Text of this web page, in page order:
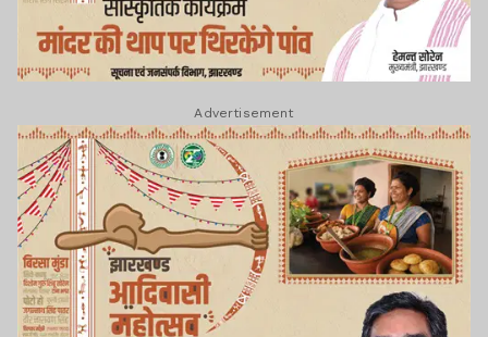
Advertisement